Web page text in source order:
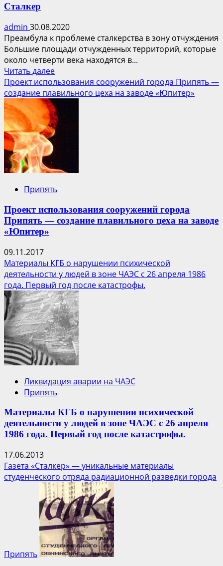
Сталкер
admin 30.08.2020
Преамбула к проблеме сталкерства в зону отчуждения
Большие площади отчужденных территорий, которые
около четверти века находятся в...
Читать далееПрочитать
больше
о
Сталкер
Проект использования сооружений города Припять —
создание плавильного цеха на заводе «Юпитер»
Припять
Проект использования сооружений города
Припять — создание плавильного цеха на заводе
«Юпитер»
09.11.2017
Материалы КГБ о нарушении психической
деятельности у людей в зоне ЧАЭС с 26 апреля 1986
года. Первый год после катастрофы.
Ликвидация аварии на ЧАЭС
Припять
Материалы КГБ о нарушении психической
деятельности у людей в зоне ЧАЭС с 26 апреля
1986 года. Первый год после катастрофы.
17.06.2013
Газета «Сталкер» — уникальные материалы
студенческого отряда радиационной разведки города
Припять